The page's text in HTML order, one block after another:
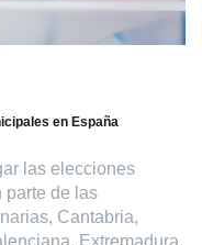
en España
las elecciones
parte de las
Cantabria,
Extremadura,